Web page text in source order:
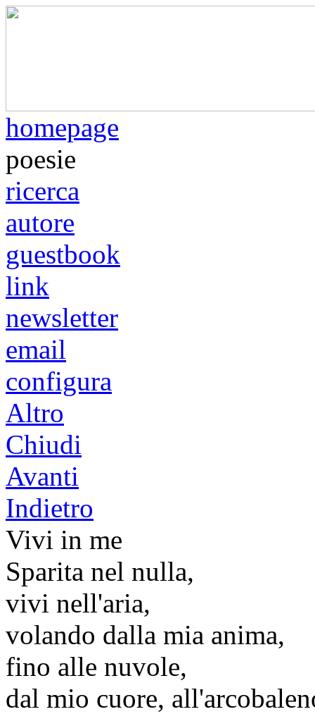
homepage
poesie
ricerca
autore
guestbook
link
newsletter
email
configura
Altro
Chiudi
Avanti
Indietro
Vivi in me
Sparita nel nulla,
vivi nell'aria,
volando dalla mia anima,
fino alle nuvole,
dal mio cuore,